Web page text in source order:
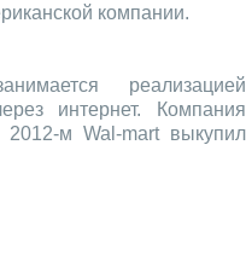
компании.
реализацией
интернет. Компания
м Wal-mart выкупил